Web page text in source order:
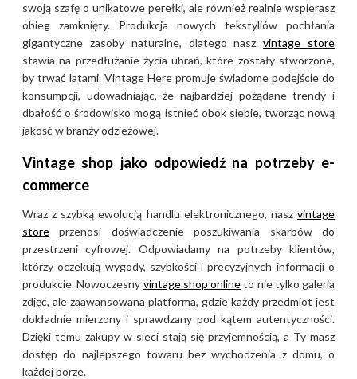
marki Rab najczęściej można
znaleźć legendarne kurtki
puchowe, zaawansowane
technicznie kurtki
przeciwdeszczowe z
membraną GORE-TEX oraz
ciepłe bluzy i kurtki polarowe.
markę również za wytrzymałe
kamizelki (gilety), spodnie
trekkingowe oraz funkcjonalne
koszulki techniczne, które
doskonale sprawdzają się w
trudnych warunkach. Każdy
element garderoby dostępny w
Vintage Here jest starannie
selekcjonowany, co zapewnia
jego unikalność oraz najwyższą
jakość wykonania.
swoją szafę o unikatowe perełki, ale również realnie wspierasz
obieg zamknięty. Produkcja nowych tekstyliów pochłania
gigantyczne zasoby naturalne, dlatego naszvintage store
stawia na przedłużanie życia ubrań, które zostały stworzone,
by trwać latami. Vintage Here promuje świadome podejście do
konsumpcji, udowadniając, że najbardziej pożądane trendy i
dbałość o środowisko mogą istnieć obok siebie, tworząc nową
jakość w branży odzieżowej.
Vintage shop jako odpowiedź na potrzeby e-
commerce
Wraz z szybką ewolucją handlu elektronicznego, nasz vintage
store przenosi doświadczenie poszukiwania skarbów do
przestrzeni cyfrowej. Odpowiadamy na potrzeby klientów,
którzy oczekują wygody, szybkości i precyzyjnych informacji o
produkcie. Nowoczesny vintage shop onlineto nie tylko galeria
zdjęć, ale zaawansowana platforma, gdzie każdy przedmiot jest
dokładnie mierzony i sprawdzany pod kątem autentyczności.
Dzięki temu zakupy w sieci stają się przyjemnością, a Ty masz
dostęp do najlepszego towaru bez wychodzenia z domu, o
każdej porze.